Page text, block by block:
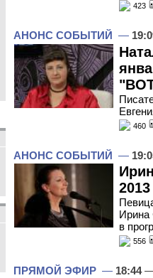
423
АНОНС СОБЫТИЙ —
460
АНОНС СОБЫТИЙ —
Ирина
в
556
ПРЯМОЙ ЭФИР — 18:44—